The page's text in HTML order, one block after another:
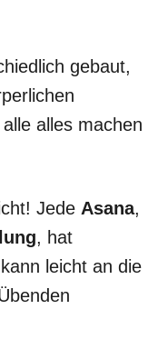
gebaut,
alles machen
Jede Asana,
, hat
leicht an die